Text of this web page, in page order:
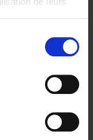
like a PRO -
edition (EN)